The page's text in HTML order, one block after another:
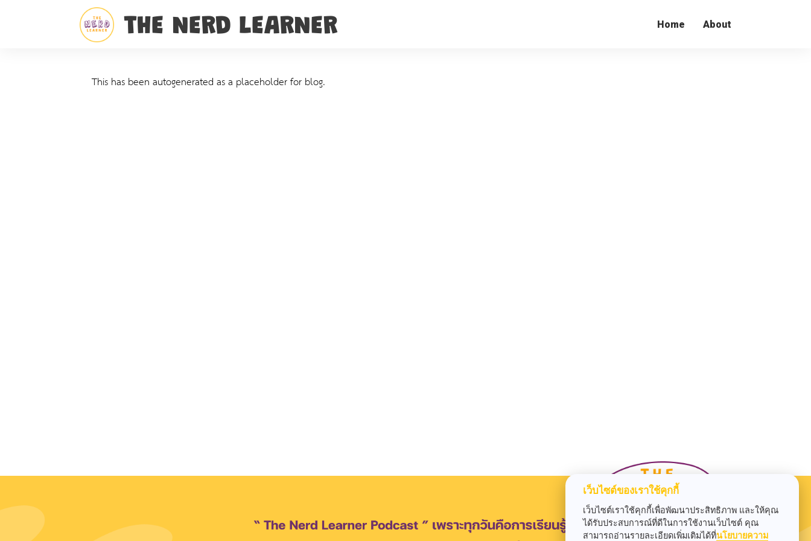
THE NERD LEARNER Home About
This has been autogenerated as a placeholder for blog.
เว็บไซต์ของเราใช้คุกกี้
เว็บไซต์เราใช้คุกกี้เพื่อพัฒนาประสิทธิภาพ และให้คุณ
ได้รับประสบการณ์ที่ดีในการใช้งานเว็บไซต์ คุณ
สามารถอ่านรายละเอียดเพิ่มเติมได้ที่นโยบายความ